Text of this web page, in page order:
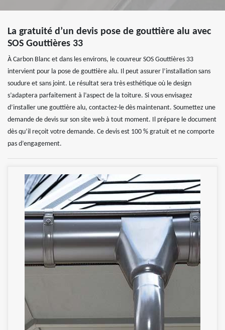
La gratuité d’un devis pose de gouttière alu avec
SOS Gouttières 33
À Carbon Blanc et dans les environs, le couvreur SOS Gouttières 33
intervient pour la pose de gouttière alu. Il peut assurer l’installation sans
soudure et sans joint. Le résultat sera très esthétique où le design
s’adaptera parfaitement à l’aspect de la toiture. Si vous envisagez
d’installer une gouttière alu, contactez-le dès maintenant. Soumettez une
demande de devis sur son site web à tout moment. Il prépare le document
dès qu’il reçoit votre demande. Ce devis est 100 % gratuit et ne comporte
pas d’engagement.